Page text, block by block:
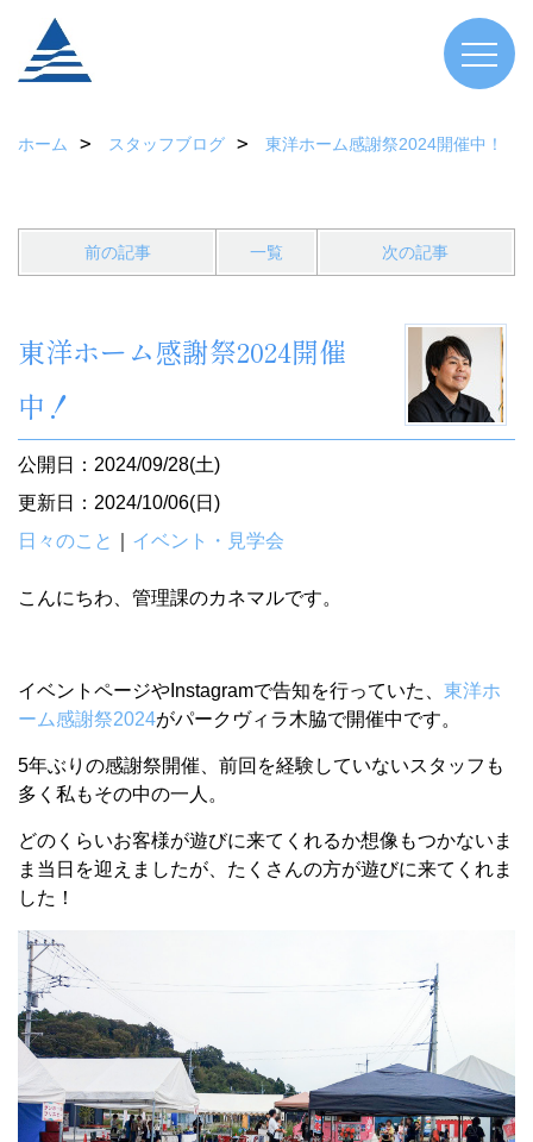
ホーム スタッフブログ 東洋ホーム感謝祭2024開催中！
前の記事 一覧 次の記事
東洋ホーム感謝祭2024開催
中！
公開日：2024/09/28(土)
更新日：2024/10/06(日)
日々のこと
イベント・見学会
こんにちわ、管理課のカネマルです。
イベントページやInstagramで告知を行っていた、 東洋ホ
ーム感謝祭2024がパークヴィラ木脇で開催中です。
5年ぶりの感謝祭開催、前回を経験していないスタッフも
多く私もその中の一人。
どのくらいお客様が遊びに来てくれるか想像もつかないま
ま当日を迎えましたが、たくさんの方が遊びに来てくれま
した！